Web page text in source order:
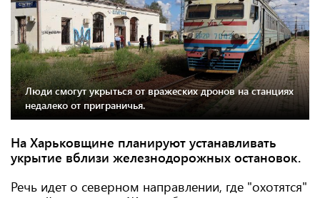
Люди смогут укрыться от вражеских дронов на станциях
недалеко от приграничья.
На Харьковщине планируют устанавливать
укрытие вблизи железнодорожных остановок.
Речь идет о северном направлении, где "охотятся"